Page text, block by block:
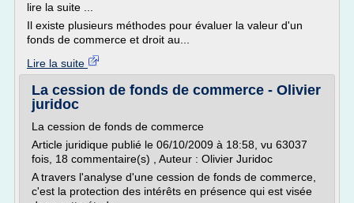
lire la suite ...
Il existe plusieurs méthodes pour évaluer la valeur d'un
fonds de commerce et droit au...
Lire la suite
La cession de fonds de commerce - Olivier
juridoc
La cession de fonds de commerce
Article juridique publié le 06/10/2009 à 18:58, vu 63037
fois, 18 commentaire(s) , Auteur : Olivier Juridoc
A travers l'analyse d'une cession de fonds de commerce,
c'est la protection des intérêts en présence qui est visée